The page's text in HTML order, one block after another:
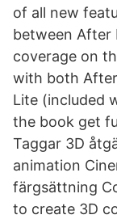
of all new
between After
coverage on
with both
Lite (included
the book get
Taggar 3D
animation
färgsättning
to create 3D